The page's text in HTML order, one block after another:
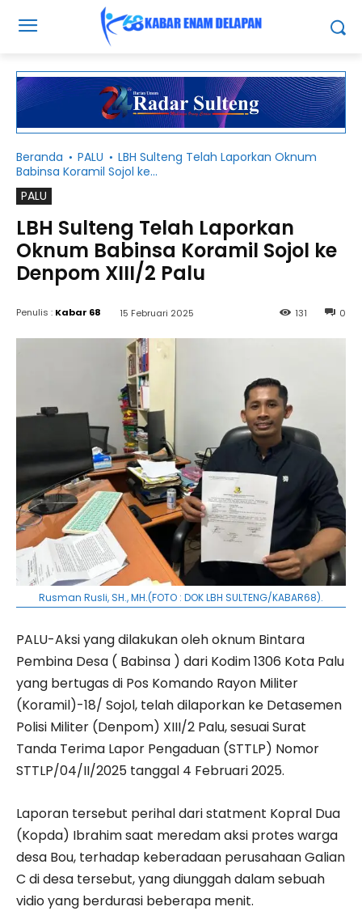
Beranda PALU
LBH Sulteng Telah Laporkan Oknum
Babinsa Koramil Sojol ke...
PALU
LBH Sulteng Telah Laporkan
Oknum Babinsa Koramil Sojol ke
Denpom XIII/2 Palu
Penulis : Kabar 68 15 Februari 2025 0
131
Rusman Rusli, SH., MH.(FOTO : DOK LBH SULTENG/KABAR68).
PALU-Aksi yang dilakukan oleh oknum Bintara
Pembina Desa ( Babinsa ) dari Kodim 1306 Kota Palu
yang bertugas di Pos Komando Rayon Militer
(Koramil)-18/ Sojol, telah dilaporkan ke Detasemen
Polisi Militer (Denpom) XIII/2 Palu, sesuai Surat
Tanda Terima Lapor Pengaduan (STTLP) Nomor
STTLP/04/II/2025 tanggal 4 Februari 2025.
Laporan tersebut perihal dari statment Kopral Dua
(Kopda) Ibrahim saat meredam aksi protes warga
desa Bou, terhadap keberadaan perusahaan Galian
C di desa tersebut, yang diunggah dalam sebuah
vidio yang berdurasi beberapa menit.